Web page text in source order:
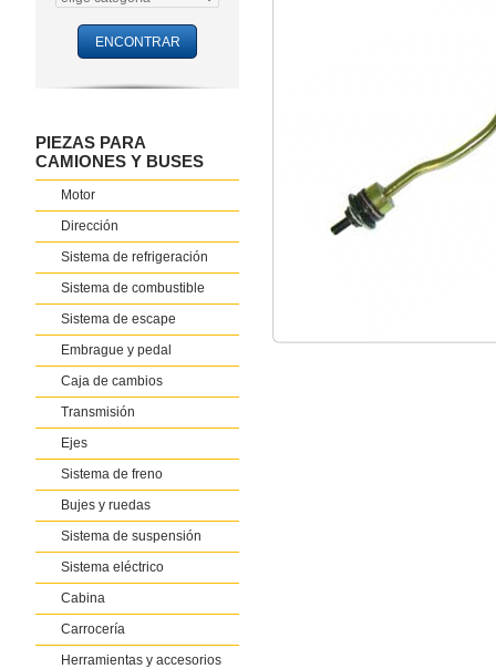
PIEZAS PARA
CAMIONES Y BUSES
Motor
Dirección
Sistema de refrigeración
Sistema de combustible
Sistema de escape
Embrague y pedal
Caja de cambios
Transmisión
Ejes
Sistema de freno
Bujes y ruedas
Sistema de suspensión
Sistema eléctrico
Cabina
Carrocería
Herramientas y accesorios